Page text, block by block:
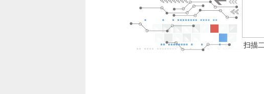
扫描